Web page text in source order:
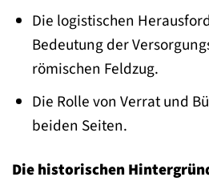
Die logistischen
Bedeutung der
römischen Feldzug.
Die Rolle von Verrat und
beiden Seiten.
Die historischen